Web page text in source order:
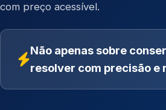
com preço acessível.
Não apenas sobre
resolver com precisão e